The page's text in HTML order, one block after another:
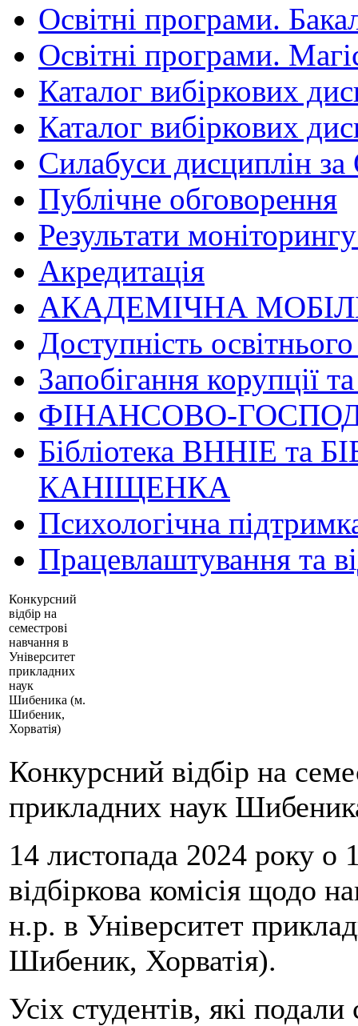
Освітні програми.
Освітні програми.
Каталог вибіркових
Каталог вибіркових
Силабуси дисциплін
Публічне обговорення
Результати
Акредитація
АКАДЕМІЧНА
Доступність
Запобігання корупції
ФІНАНСОВО-
Бібліотека ВННІЕ та
КАНІЩЕНКА
Психологічна
Працевлаштування та
Конкурсний
відбір на
семестрові
навчання в
Університет
прикладних
наук
Шибеника (м.
Шибеник,
Хорватія)
Конкурсний відбір на
прикладних наук
14 листопада 2024 року о
відбіркова комісія щодо
н.р. в Університет
Шибеник, Хорватія).
Усіх студентів, які